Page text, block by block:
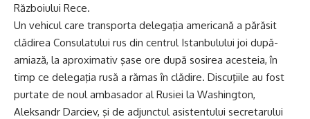
Războiului Rece.
Un vehicul care transporta delegaţia americană a părăsit
clădirea Consulatului rus din centrul Istanbulului joi după-
amiază, la aproximativ şase ore după sosirea acesteia, în
timp ce delegaţia rusă a rămas în clădire. Discuţiile au fost
purtate de noul ambasador al Rusiei la Washington,
Aleksandr Darciev, şi de adjunctul asistentului secretarului